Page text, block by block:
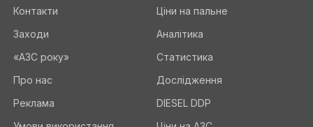
Контакти
Заходи
«АЗС року»
Про нас
Реклама
Ціни на пальне
Аналітика
Статистика
Дослідження
DIESEL DDP